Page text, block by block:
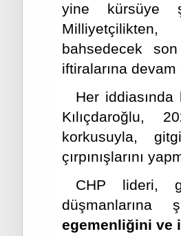
yine kürsüye
bahsedecek
iftiralarına
Her iddiasında
Kılıçdaroğlu,
korkusuyla,
çırpınışlarını
CHP lideri,
düşmanlarına
egemenliğini ve